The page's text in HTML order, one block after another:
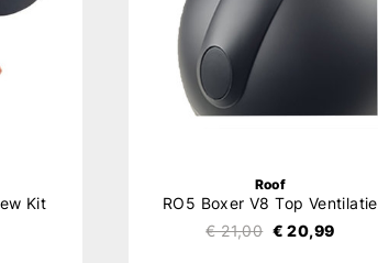
Kit
Roof
RO5 Boxer V8 Top Ventilatie
€ 21,00 € 20,99